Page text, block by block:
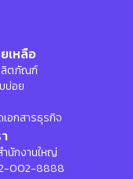
เหลือ
ลิตภัณฑ์
บ่อย
เอกสารธุรกิจ
ำนักงานใหญ่
002-8888